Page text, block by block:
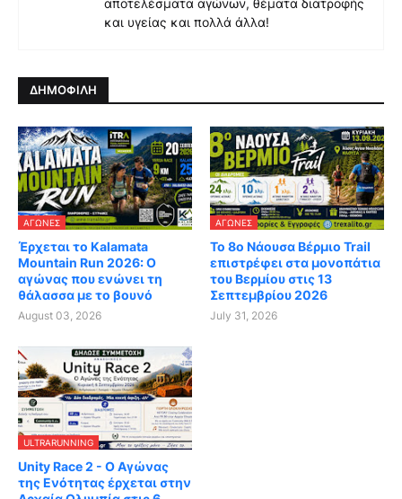
και υγείας και πολλά άλλα!
ΔΗΜΟΦΙΛΗ
ΑΓΏΝΕΣ
Έρχεται το Kalamata
Mountain Run 2026: Ο
αγώνας που ενώνει τη
θάλασσα με το βουνό
August 03, 2026
ΑΓΏΝΕΣ
Το 8ο Νάουσα Βέρμιο Trail
επιστρέφει στα μονοπάτια
του Βερμίου στις 13
Σεπτεμβρίου 2026
July 31, 2026
ULTRARUNNING
Unity Race 2 - Ο Αγώνας
της Ενότητας έρχεται στην